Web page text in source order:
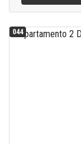
044